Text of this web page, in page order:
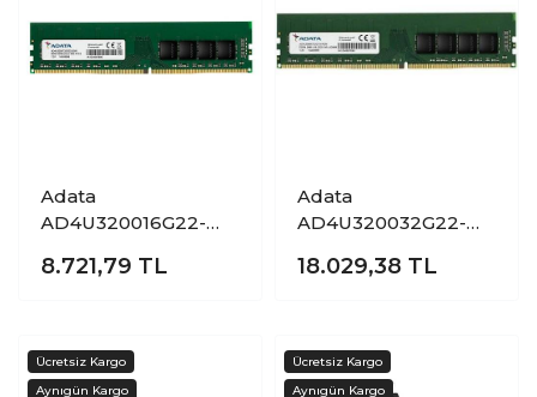
Adata
AD4U320016G22-
3200Mhz CL16
8.721,79 TL
Adata
AD4U320032G22-
3200Mhz CL22
18.029,38 TL